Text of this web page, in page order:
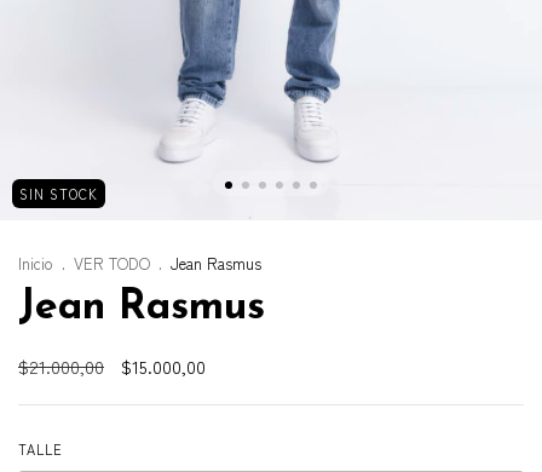
SIN STOCK
Inicio . VER TODO . Jean Rasmus
Jean Rasmus
$21.000,00 $15.000,00
TALLE